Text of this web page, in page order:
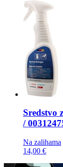
Sredstvo
/
Na zalihama
14,00 €